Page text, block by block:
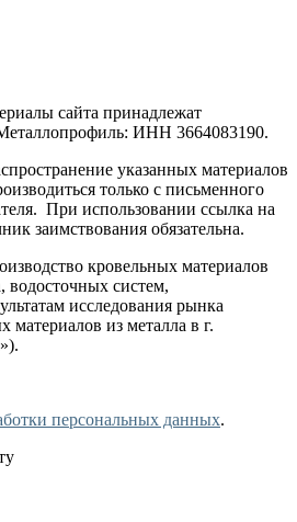
сайта принадлежат
ИНН 3664083190.
указанных материалов
только с письменного
При использовании ссылка на
заимствования обязательна.
кровельных материалов
водосточных систем,
исследования рынка
материалов из металла в г.
персональных данных.